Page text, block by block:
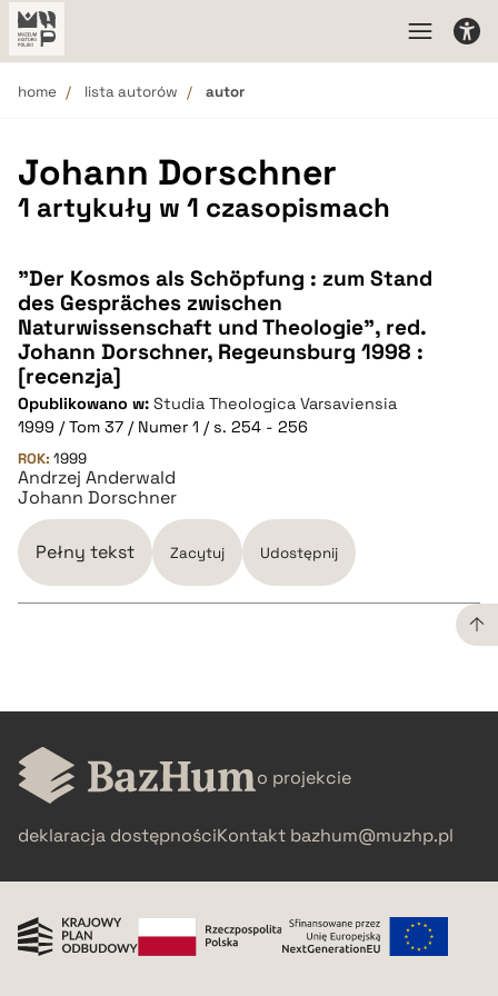
home lista autorów autor
Johann Dorschner
1 artykuły w 1 czasopismach
"Der Kosmos als Schöpfung : zum Stand
des Gespräches zwischen
Naturwissenschaft und Theologie", red.
Johann Dorschner, Regeunsburg 1998 :
[recenzja]
Opublikowano w: Studia Theologica Varsaviensia
1999 / Tom 37 / Numer 1 / s. 254 - 256
ROK: 1999
Andrzej Anderwald
Johann Dorschner
Pełny tekst Zacytuj Udostępnij
BIBTEX
o projekcie
deklaracja dostępnościKontakt bazhum@muzhp.pl